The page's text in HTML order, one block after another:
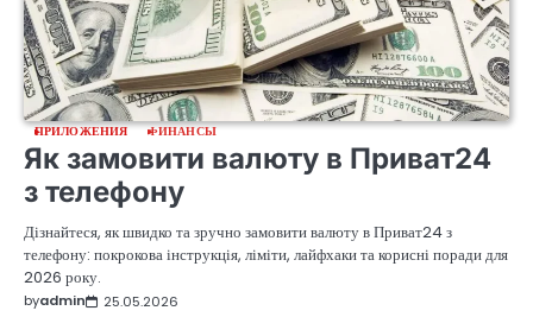
ПРИЛОЖЕНИЯ ФИНАНСЫ
Як замовити валюту в Приват24
з телефону
Дізнайтеся, як швидко та зручно замовити валюту в Приват24 з
телефону: покрокова інструкція, ліміти, лайфхаки та корисні поради для
2026 року.
byadmin 25.05.2026